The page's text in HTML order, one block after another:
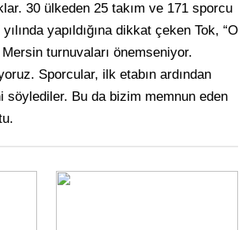
30 ülkeden 25 takım ve 171 sporcu
yapıldığına dikkat çeken Tok, “O
turnuvaları önemseniyor.
Sporcular, ilk etabın ardından
söylediler. Bu da bizim memnun eden